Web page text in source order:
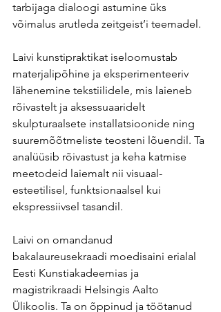
tarbijaga dialoogi astumine üks
võimalus arutleda zeitgeist’i teemadel.
Laivi kunstipraktikat iseloomustab
materjalipõhine ja eksperimenteeriv
lähenemine tekstiilidele, mis laieneb
rõivastelt ja aksessuaaridelt
skulpturaalsete installatsioonide ning
suuremõõtmeliste teosteni lõuendil. Ta
analüüsib rõivastust ja keha katmise
meetodeid laiemalt nii visuaal-
esteetilisel, funktsionaalsel kui
ekspressiivsel tasandil.
Laivi on omandanud
bakalaureusekraadi moedisaini erialal
Eesti Kunstiakadeemias ja
magistrikraadi Helsingis Aalto
Ülikoolis. Ta on õppinud ja töötanud